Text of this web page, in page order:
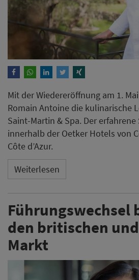
Mit der Wiedereröffnung am 1.
Romain Antoine die kulinarische
Saint-Martin & Spa. Der
innerhalb der Oetker Hotels von
Côte d’Azur.
Weiterlesen
Führungswechsel
den britischen
Markt